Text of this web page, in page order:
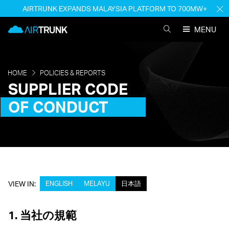
content
AIRTRUNK EXPANDS MALAYSIA PLATFORM TO 700MW+
MENU
AIRTRUNK
HOME POLICIES & REPORTS
SUPPLIER CODE
OF CONDUCT
VIEW IN: ENGLISH MELAYU 日本語
1. 当社の規範